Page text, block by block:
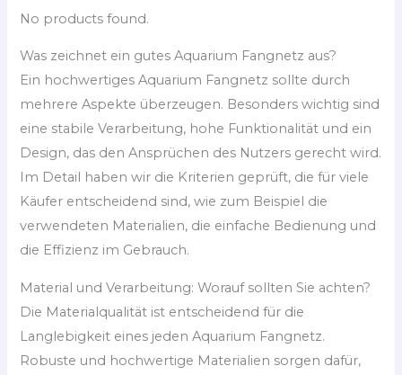
No products found.
Was zeichnet ein gutes Aquarium Fangnetz aus?
Ein hochwertiges Aquarium Fangnetz sollte durch
mehrere Aspekte überzeugen. Besonders wichtig sind
eine stabile Verarbeitung, hohe Funktionalität und ein
Design, das den Ansprüchen des Nutzers gerecht wird.
Im Detail haben wir die Kriterien geprüft, die für viele
Käufer entscheidend sind, wie zum Beispiel die
verwendeten Materialien, die einfache Bedienung und
die Effizienz im Gebrauch.
Material und Verarbeitung: Worauf sollten Sie achten?
Die Materialqualität ist entscheidend für die
Langlebigkeit eines jeden Aquarium Fangnetz.
Robuste und hochwertige Materialien sorgen dafür,